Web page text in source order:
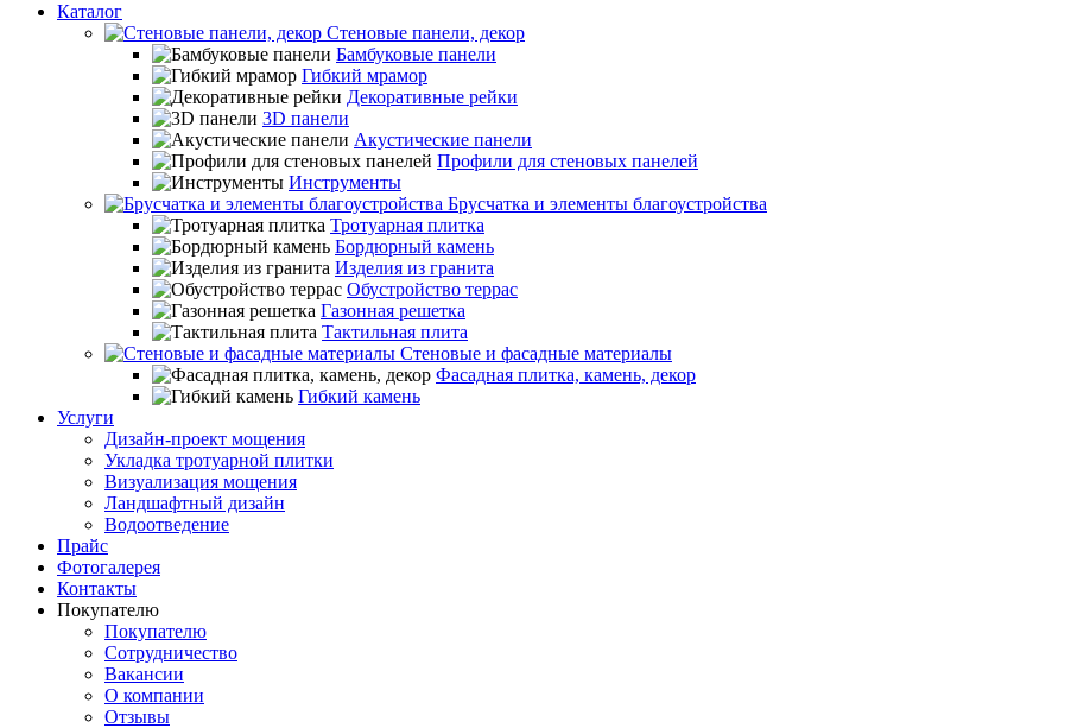
Каталог
Стеновые панели, декор
Бамбуковые панели
Гибкий мрамор
Декоративные рейки
3D панели
Акустические панели
Профили для стеновых панелей
Инструменты
Брусчатка и элементы благоустройства
Тротуарная плитка
Бордюрный камень
Изделия из гранита
Обустройство террас
Газонная решетка
Тактильная плита
Стеновые и фасадные материалы
Фасадная плитка, камень, декор
Гибкий камень
Услуги
Дизайн-проект мощения
Укладка тротуарной плитки
Визуализация мощения
Ландшафтный дизайн
Водоотведение
Прайс
Фотогалерея
Контакты
Покупателю
Покупателю
Сотрудничество
Вакансии
О компании
Отзывы